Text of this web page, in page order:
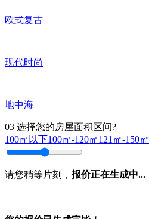
欧式复古
现代时尚
地中海
03 选择您的房屋面积区间?
100㎡以下100㎡-120㎡121㎡-150㎡
请您稍等片刻， 报价正在生成中...